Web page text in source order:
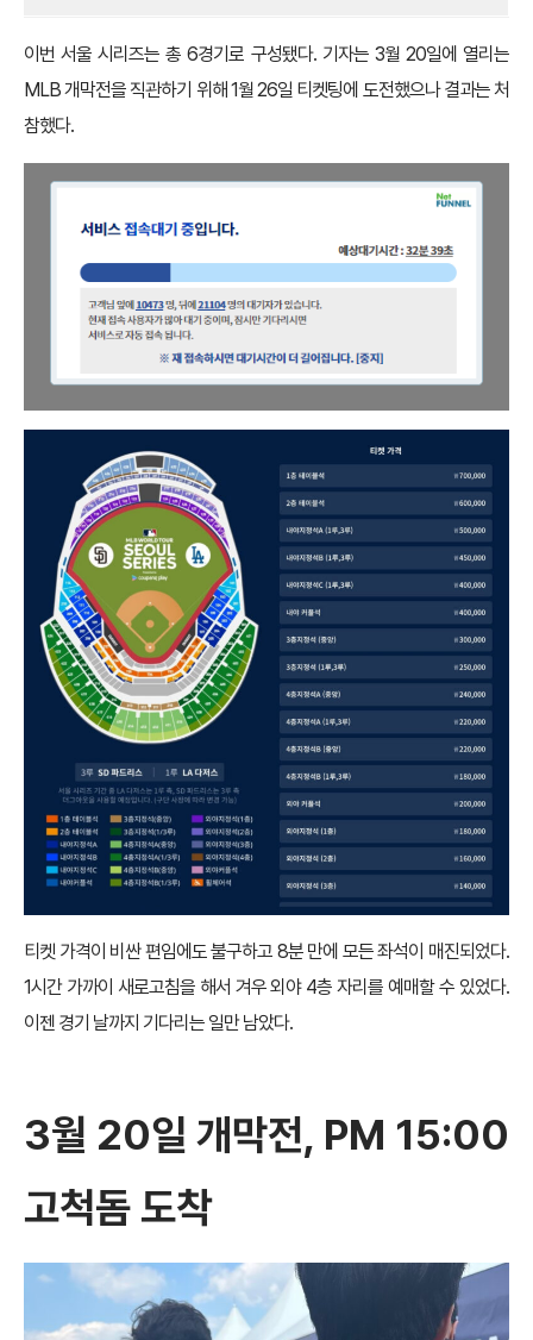
이번 서울 시리즈는 총 6경기로 구성됐다. 기자는 3월 20일에 열리는
MLB 개막전을 직관하기 위해 1월 26일 티켓팅에 도전했으나 결과는 처
참했다.
티켓 가격이 비싼 편임에도 불구하고 8분 만에 모든 좌석이 매진되었다.
1시간 가까이 새로고침을 해서 겨우 외야 4층 자리를 예매할 수 있었다.
이젠 경기 날까지 기다리는 일만 남았다.
3월 20일 개막전, PM 15:00
고척돔 도착